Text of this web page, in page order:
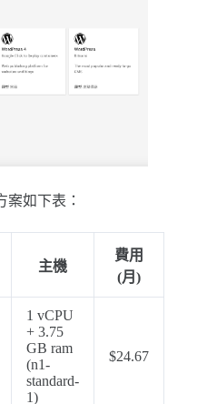
如下表：
主機
費用
(月)
1 vCPU
+ 3.75
GB ram
(n1-
standard-
1)
$24.67